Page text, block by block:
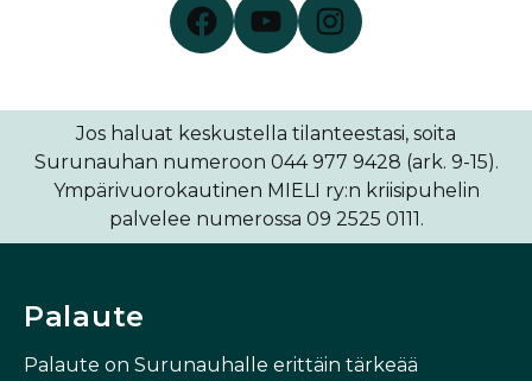
Surunauha Facebookissa
Surunauha YouTubessa
Surunauha Instagramissa
Jos haluat keskustella tilanteestasi, soita
Surunauhan numeroon 044 977 9428 (ark. 9-15).
Ympärivuorokautinen MIELI ry:n kriisipuhelin
palvelee numerossa 09 2525 0111.
Palaute
Palaute on Surunauhalle erittäin tärkeää